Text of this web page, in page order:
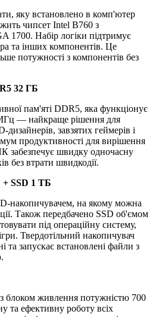
яку встановлено в комп'ютер
чипсет Intel B760 з
1700. Набір логіки підтримує
та інших компонентів. Це
потужності з компонентів без
32 ГБ
пам'яті DDR5, яка функціонує
МГц — найкраще рішення для
дизайнерів, завзятих геймерів і
продуктивності для вирішення
забезпечує швидку одночасну
без втрати швидкодії.
+ SSD 1 ТБ
накопичувачем, на якому можна
Також передбачено SSD об'ємом
під операційну систему,
Твердотільний накопичувач
та запускає встановлені файли з
блоком живлення потужністю 700
та ефективну роботу всіх